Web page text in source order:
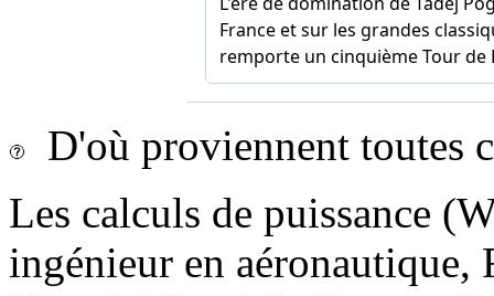
D'où proviennent toutes
Les calculs de puissance
ingénieur en